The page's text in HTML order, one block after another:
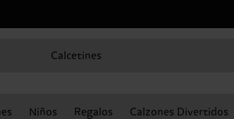
Calcetines
Niños Regalos Calzones Divertidos